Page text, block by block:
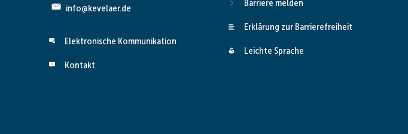
info@kevelaer.de
Elektronische Kommunikation
Kontakt
Barriere melden
Erklärung zur Barrierefreiheit
Leichte Sprache